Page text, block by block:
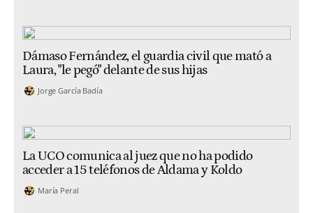
Dámaso Fernández, el guardia civil que mató a
Laura, "le pegó" delante de sus hijas
Jorge García Badía
La UCO comunica al juez que no ha podido
acceder a 15 teléfonos de Aldama y Koldo
María Peral